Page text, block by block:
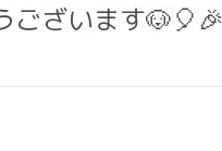
ございます🐶🎈🎉